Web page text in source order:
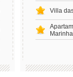
Villa
Marinha